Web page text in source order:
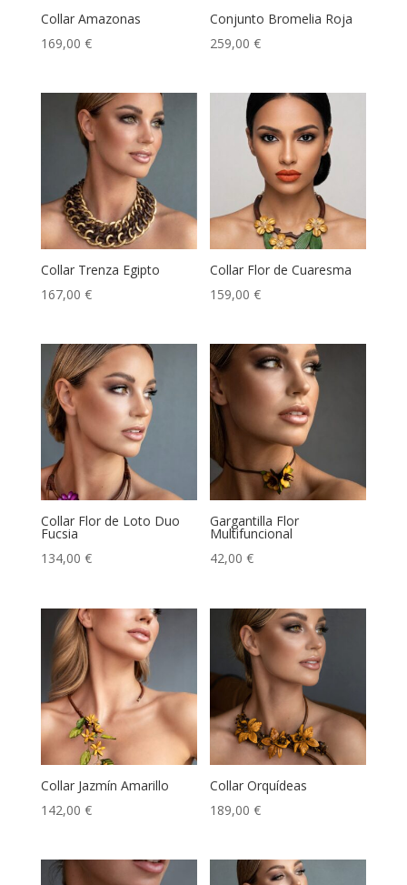
Collar Amazonas
169,00 €
Conjunto Bromelia Roja
259,00€
Collar Trenza Egipto
167,00 €
Collar Flor de Cuaresma
159,00€
Collar Flor de Loto Duo
Fucsia
134,00 €
Gargantilla Flor
Multifuncional
42,00€
Collar Jazmín Amarillo
142,00 €
Collar Orquídeas
189,00€